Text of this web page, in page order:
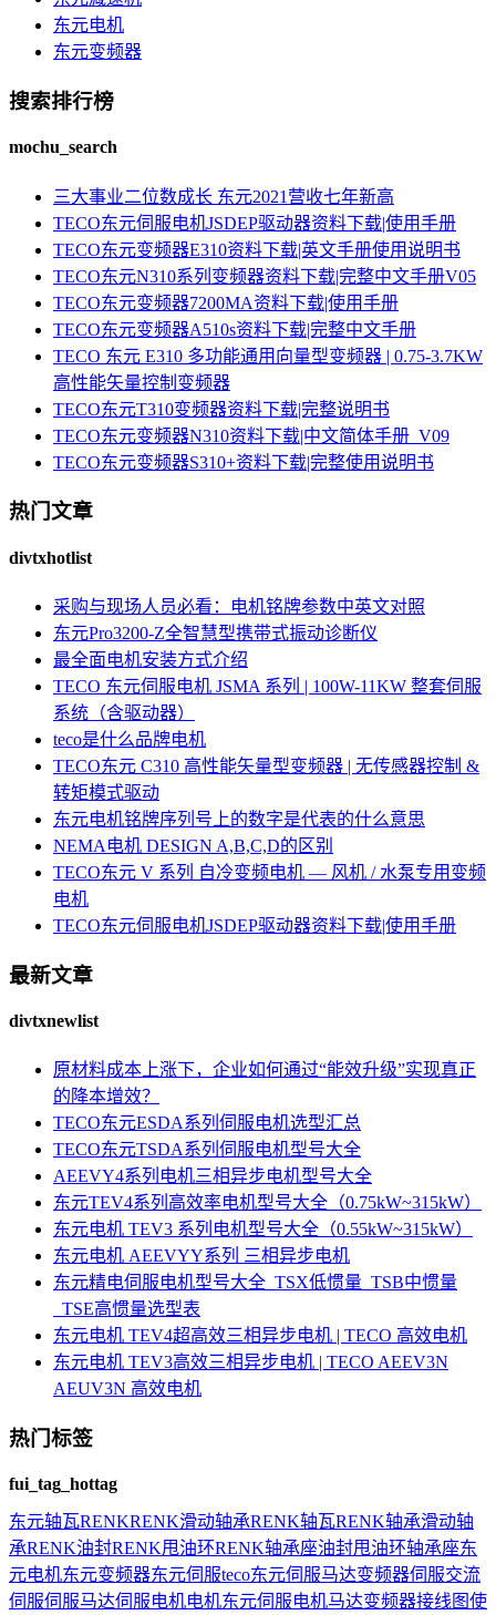
东元电机
东元变频器
搜索排行榜
mochu_search
三大事业二位数成长 东元2021营收七年新高
TECO东元伺服电机JSDEP驱动器资料下载|使用手册
TECO东元变频器E310资料下载|英文手册使用说明书
TECO东元N310系列变频器资料下载|完整中文手册V05
TECO东元变频器7200MA资料下载|使用手册
TECO东元变频器A510s资料下载|完整中文手册
TECO 东元 E310 多功能通用向量型变频器 | 0.75-3.7KW
高性能矢量控制变频器
TECO东元T310变频器资料下载|完整说明书
TECO东元变频器N310资料下载|中文简体手册_V09
TECO东元变频器S310+资料下载|完整使用说明书
热门文章
divtxhotlist
采购与现场人员必看：电机铭牌参数中英文对照
东元Pro3200-Z全智慧型携带式振动诊断仪
最全面电机安装方式介绍
TECO 东元伺服电机 JSMA 系列 | 100W-11KW 整套伺服
系统（含驱动器）
teco是什么品牌电机
TECO东元 C310 高性能矢量型变频器 | 无传感器控制 &
转矩模式驱动
东元电机铭牌序列号上的数字是代表的什么意思
NEMA电机 DESIGN A,B,C,D的区别
TECO东元 V 系列 自冷变频电机 — 风机 / 水泵专用变频
电机
TECO东元伺服电机JSDEP驱动器资料下载|使用手册
最新文章
divtxnewlist
原材料成本上涨下，企业如何通过“能效升级”实现真正
的降本增效？
TECO东元ESDA系列伺服电机选型汇总
TECO东元TSDA系列伺服电机型号大全
AEEVY4系列电机三相异步电机型号大全
东元TEV4系列高效率电机型号大全（0.75kW~315kW）
东元电机 TEV3 系列电机型号大全（0.55kW~315kW）
东元电机 AEEVYY系列 三相异步电机
东元精电伺服电机型号大全_TSX低惯量_TSB中惯量
_TSE高惯量选型表
东元电机 TEV4超高效三相异步电机 | TECO 高效电机
东元电机 TEV3高效三相异步电机 | TECO AEEV3N
AEUV3N 高效电机
热门标签
fui_tag_hottag
东元轴瓦RENKRENK滑动轴承RENK轴瓦RENK轴承滑动轴
承RENK油封RENK甩油环RENK轴承座油封甩油环轴承座东
元电机东元变频器东元伺服teco东元伺服马达变频器伺服交流
伺服伺服马达伺服电机电机东元伺服电机马达变频器接线图使